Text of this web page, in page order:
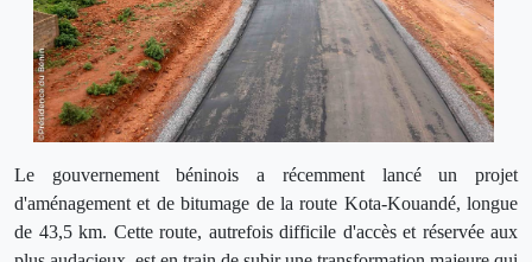
Le gouvernement béninois a récemment lancé un projet
d'aménagement et de bitumage de la route Kota-Kouandé, longue
de 43,5 km. Cette route, autrefois difficile d'accès et réservée aux